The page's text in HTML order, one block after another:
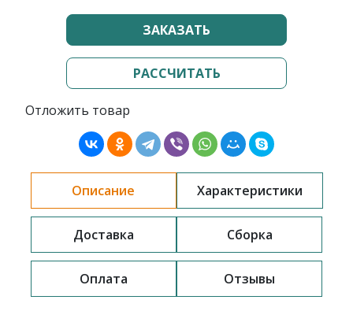
ЗАКАЗАТЬ
РАССЧИТАТЬ
Отложить товар
Описание Характеристики
Доставка Сборка
Оплата Отзывы